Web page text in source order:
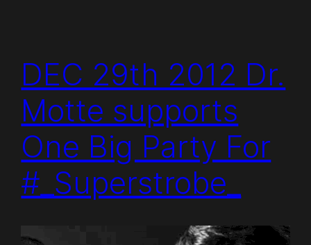
DEC 29th 2012 Dr.
Motte supports
One Big Party For
#_Superstrobe_